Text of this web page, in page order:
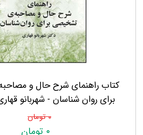
کتاب راهنمای شرح حال و
برای روان شناسان - شهربانو
۰ تومان
۰ تومان